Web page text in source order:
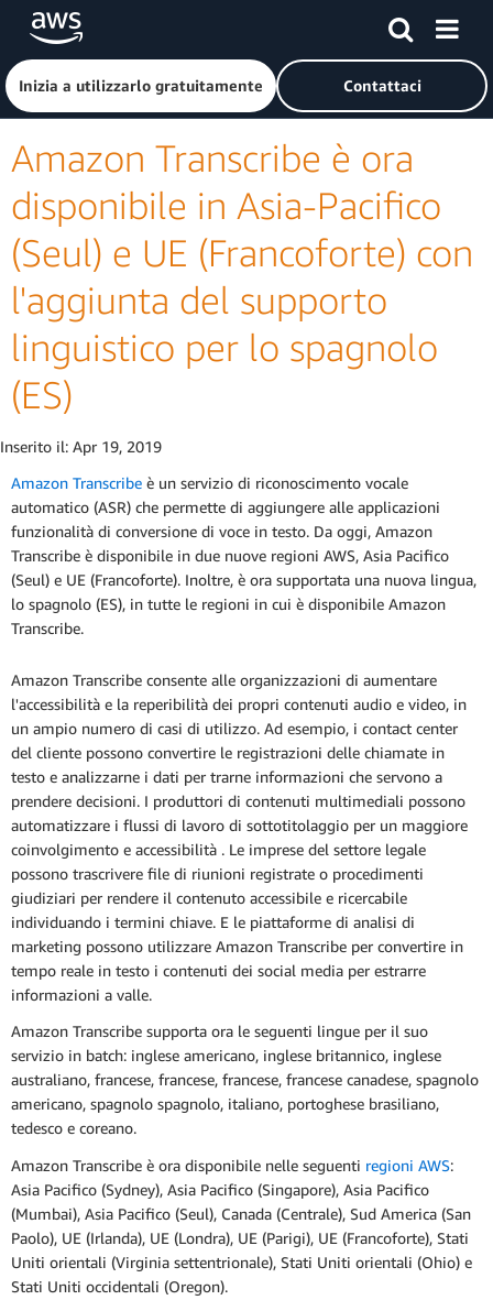
Passa al contenuto principale
Fai clic qui per tornare alla home page di Amazon Web
Inizia a utilizzarlo gratuitamente Contattaci
Amazon Transcribe è ora
disponibile in Asia-Pacifico
(Seul) e UE (Francoforte) con
l'aggiunta del supporto
linguistico per lo spagnolo
(ES)
Inserito il: Apr 19, 2019
Amazon Transcribe è un servizio di riconoscimento vocale
automatico (ASR) che permette di aggiungere alle applicazioni
funzionalità di conversione di voce in testo. Da oggi, Amazon
Transcribe è disponibile in due nuove regioni AWS, Asia Pacifico
(Seul) e UE (Francoforte). Inoltre, è ora supportata una nuova lingua,
lo spagnolo (ES), in tutte le regioni in cui è disponibile Amazon
Transcribe.
Amazon Transcribe consente alle organizzazioni di aumentare
l'accessibilità e la reperibilità dei propri contenuti audio e video, in
un ampio numero di casi di utilizzo. Ad esempio, i contact center
del cliente possono convertire le registrazioni delle chiamate in
testo e analizzarne i dati per trarne informazioni che servono a
prendere decisioni. I produttori di contenuti multimediali possono
automatizzare i flussi di lavoro di sottotitolaggio per un maggiore
coinvolgimento e accessibilità . Le imprese del settore legale
possono trascrivere file di riunioni registrate o procedimenti
giudiziari per rendere il contenuto accessibile e ricercabile
individuando i termini chiave. E le piattaforme di analisi di
marketing possono utilizzare Amazon Transcribe per convertire in
tempo reale in testo i contenuti dei social media per estrarre
informazioni a valle.
Amazon Transcribe supporta ora le seguenti lingue per il suo
servizio in batch: inglese americano, inglese britannico, inglese
australiano, francese, francese, francese, francese canadese, spagnolo
americano, spagnolo spagnolo, italiano, portoghese brasiliano,
tedesco e coreano.
Amazon Transcribe è ora disponibile nelle seguenti regioni AWS:
Asia Pacifico (Sydney), Asia Pacifico (Singapore), Asia Pacifico
(Mumbai), Asia Pacifico (Seul), Canada (Centrale), Sud America (San
Paolo), UE (Irlanda), UE (Londra), UE (Parigi), UE (Francoforte), Stati
Uniti orientali (Virginia settentrionale), Stati Uniti orientali (Ohio) e
Stati Uniti occidentali (Oregon).